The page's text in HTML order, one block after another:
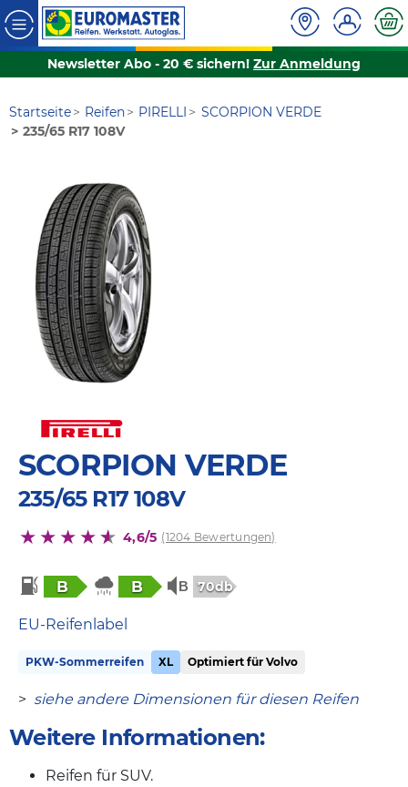
Newsletter Abo - 20 € sichern! Zur Anmeldung
Startseite Reifen PIRELLI
SCORPION VERDE
235/65 R17 108V
SCORPION VERDE
235/65 R17 108V
4,6/5 (1204 Bewertungen)
B B 70db
EU-Reifenlabel
PKW-Sommerreifen XL Optimiert für Volvo
> siehe andere Dimensionen für diesen Reifen
Weitere Informationen:
Reifen für SUV.